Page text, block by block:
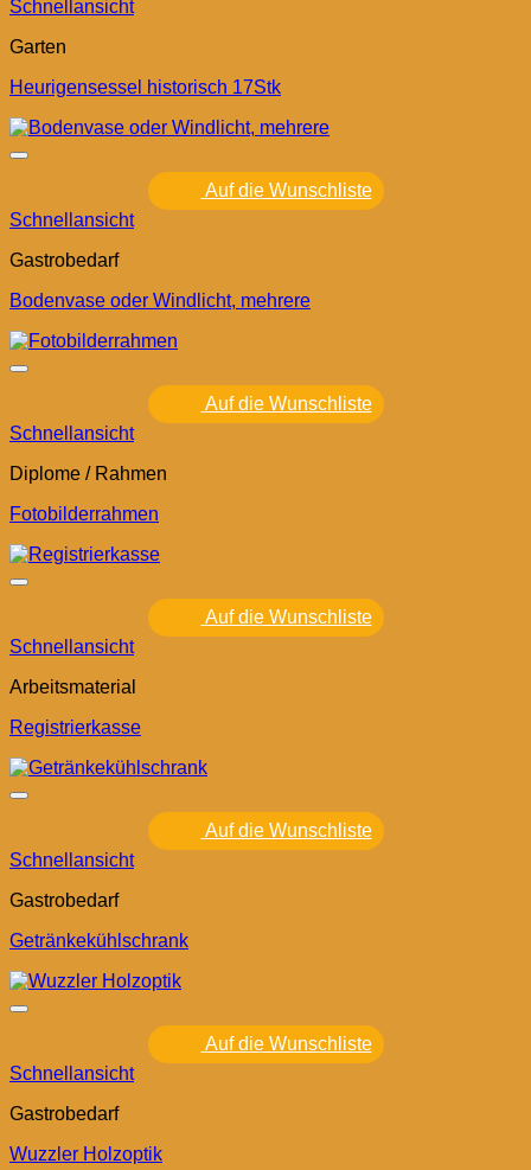
Schnellansicht
Garten
Heurigensessel historisch 17Stk
Auf die Wunschliste
Schnellansicht
Gastrobedarf
Bodenvase oder Windlicht, mehrere
Auf die Wunschliste
Schnellansicht
Diplome / Rahmen
Fotobilderrahmen
Auf die Wunschliste
Schnellansicht
Arbeitsmaterial
Registrierkasse
Auf die Wunschliste
Schnellansicht
Gastrobedarf
Getränkekühlschrank
Auf die Wunschliste
Schnellansicht
Gastrobedarf
Wuzzler Holzoptik